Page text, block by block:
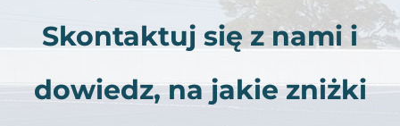
Skontaktuj się z nami i
dowiedz, na jakie zniżki